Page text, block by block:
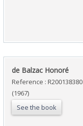
‎de Balzac Honoré‎
Reference : R200138380
(1967)
See the book